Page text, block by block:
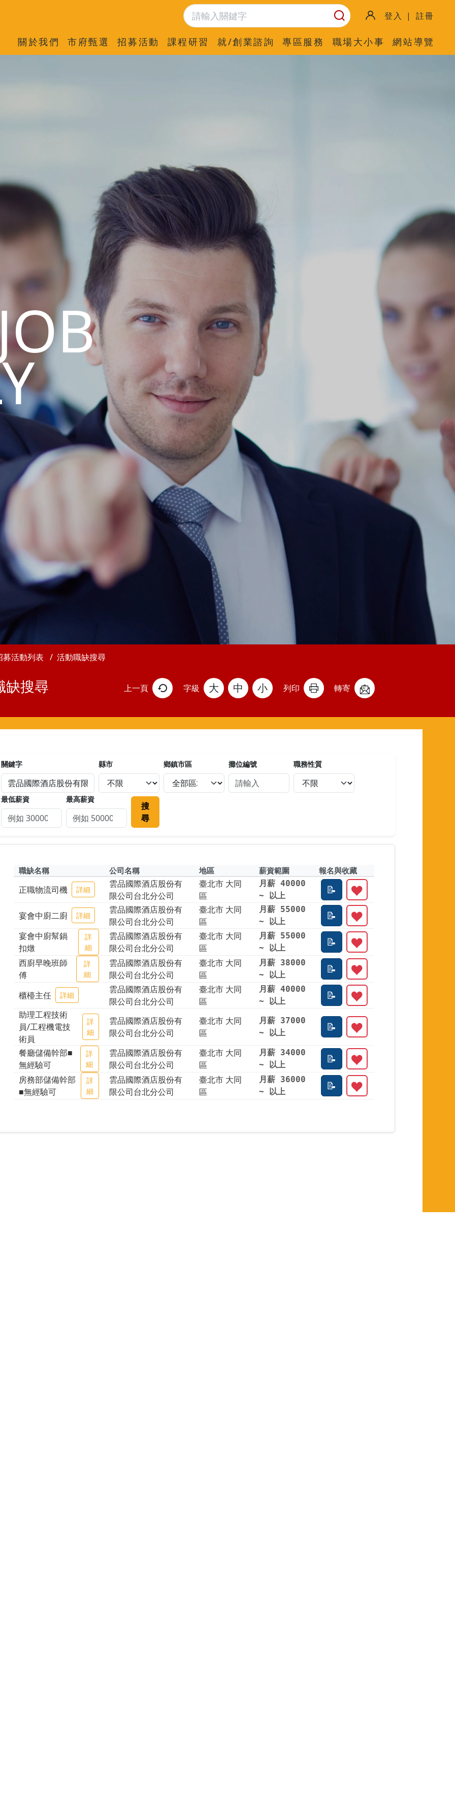
登入 | 註冊
關於我們 市府甄選 招募活動 課程研習 就/創業諮詢 專區服務 職場大小事 網站導覽
募活動列表 活動職缺搜尋
缺搜尋 上一頁 字級 大 中 小 列印 轉寄
關鍵字 縣市 鄉鎮市區 攤位編號 職務性質
最低薪資 最高薪資
搜
尋
職缺名稱 公司名稱 地區 薪資範圍 報名與收藏
正職物流司機 詳細
雲品國際酒店股份有
限公司台北分公司
臺北市 大同
區
月薪 40000
~ 以上
宴會中廚二廚 詳細
雲品國際酒店股份有
限公司台北分公司
臺北市 大同
區
月薪 55000
~ 以上
宴會中廚幫鍋
扣燉
詳
細
雲品國際酒店股份有
限公司台北分公司
臺北市 大同
區
月薪 55000
~ 以上
西廚早晚班師
傅
詳
細
雲品國際酒店股份有
限公司台北分公司
臺北市 大同
區
月薪 38000
~ 以上
櫃檯主任 詳細
雲品國際酒店股份有
限公司台北分公司
臺北市 大同
區
月薪 40000
~ 以上
助理工程技術
員/工程機電技
術員
詳
細
雲品國際酒店股份有
限公司台北分公司
臺北市 大同
區
月薪 37000
~ 以上
餐廳儲備幹部■
無經驗可
詳
細
雲品國際酒店股份有
限公司台北分公司
臺北市 大同
區
月薪 34000
~ 以上
房務部儲備幹部
■無經驗可
詳
細
雲品國際酒店股份有
限公司台北分公司
臺北市 大同
區
月薪 36000
~ 以上